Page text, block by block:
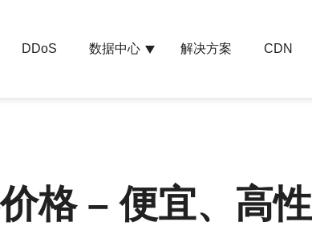
DDoS 数据中心 解决方案 CDN
格 – 便宜、高